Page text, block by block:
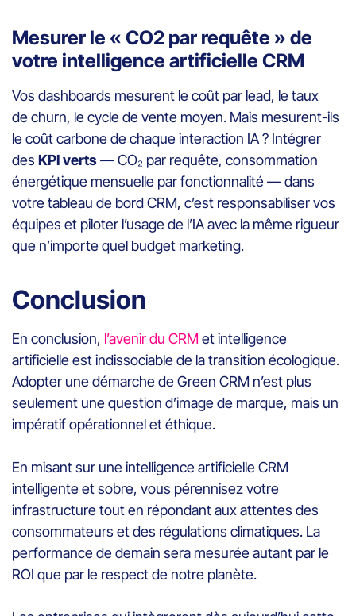
Mesurer le « CO2 par requête » de
votre intelligence artificielle CRM
Vos dashboards mesurent le coût par lead, le taux
de churn, le cycle de vente moyen. Mais mesurent-ils
le coût carbone de chaque interaction IA ? Intégrer
des KPI verts— CO₂ par requête, consommation
énergétique mensuelle par fonctionnalité — dans
votre tableau de bord CRM, c’est responsabiliser vos
équipes et piloter l’usage de l’IA avec la même rigueur
que n’importe quel budget marketing.
Conclusion
En conclusion, l’avenir du CRM et intelligence
artificielle est indissociable de la transition écologique.
Adopter une démarche de Green CRM n’est plus
seulement une question d’image de marque, mais un
impératif opérationnel et éthique.
En misant sur une intelligence artificielle CRM
intelligente et sobre, vous pérennisez votre
infrastructure tout en répondant aux attentes des
consommateurs et des régulations climatiques. La
performance de demain sera mesurée autant par le
ROI que par le respect de notre planète.